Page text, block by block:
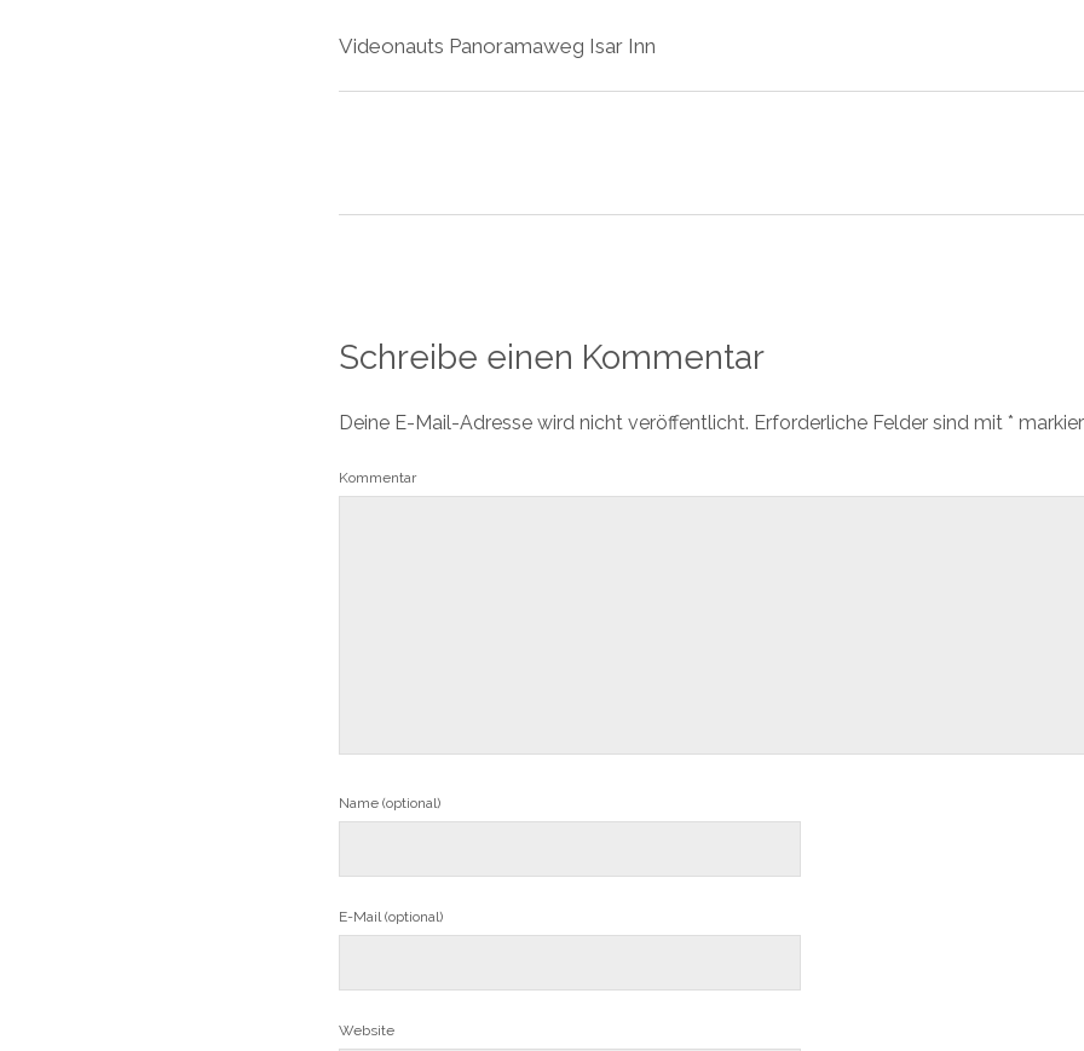
Videonauts Panoramaweg Isar Inn
Schreibe einen Kommentar
Deine E-Mail-Adresse wird nicht veröffentlicht. Erforderliche Felder sind mit *
Kommentar
Name (optional)
E-Mail (optional)
Website